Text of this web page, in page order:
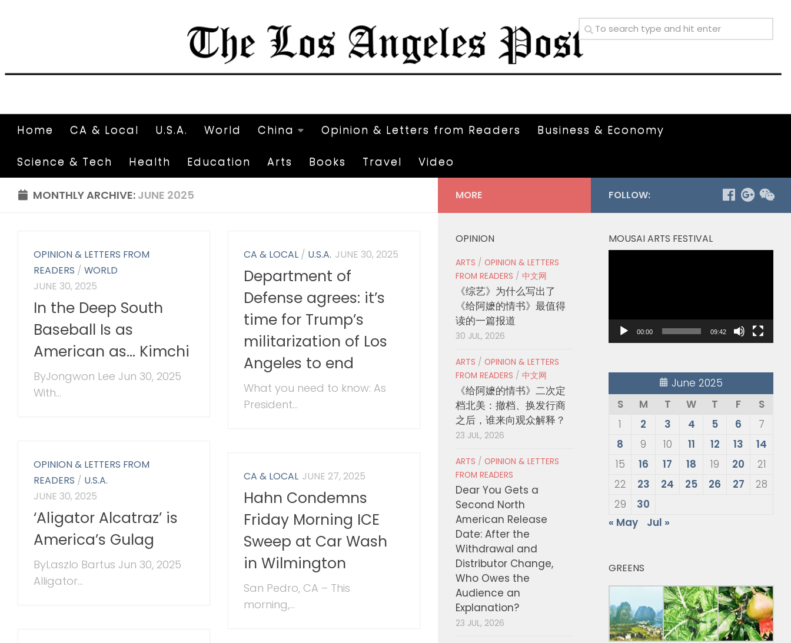
Home CA & Local U.S.A. World China Opinion & Letters from Readers Business & Economy
Science & Tech Health Education Arts Books Travel Video
MONTHLY ARCHIVE: JUNE 2025
OPINION & LETTERS FROM
READERS /WORLD
JUNE 30, 2025
In the Deep South
Baseball Is as
American as… Kimchi
ByJongwon Lee Jun 30, 2025
With...
CA & LOCAL / U.S.A. JUNE 30, 2025
Department of
Defense agrees: it’s
time for Trump’s
militarization of Los
Angeles to end
What you need to know: As
President...
OPINION & LETTERS FROM
READERS / U.S.A.
JUNE 30, 2025
‘Aligator Alcatraz’ is
America’s Gulag
ByLaszlo Bartus Jun 30, 2025
Alligator...
CA & LOCAL JUNE 27, 2025
Hahn Condemns
Friday Morning ICE
Sweep at Car Wash
in Wilmington
San Pedro, CA – This
morning,...
FOLLOW:
MOUSAI ARTS FESTIVAL
00:00 09:42
June 2025
S
M T W T F
S
1
2 3 4 5 6
7
8
9 10 11 12 13
14
15
16 17 18 19 20
21
22
23 24 25 26 27
28
29
30
« May
Jul »
GREENS
MORE
OPINION
ARTS / OPINION & LETTERS
FROM READERS / 中文网
《综艺》为什么写出了
《给阿嬷的情书》最值得
读的一篇报道
30 JUL, 2026
ARTS / OPINION & LETTERS
FROM READERS / 中文网
《给阿嬷的情书》二次定
档北美：撤档、换发行商
之后，谁来向观众解释？
23 JUL, 2026
ARTS / OPINION & LETTERS
FROM READERS
Dear You Gets a
Second North
American Release
Date: After the
Withdrawal and
Distributor Change,
Who Owes the
Audience an
Explanation?
23 JUL, 2026